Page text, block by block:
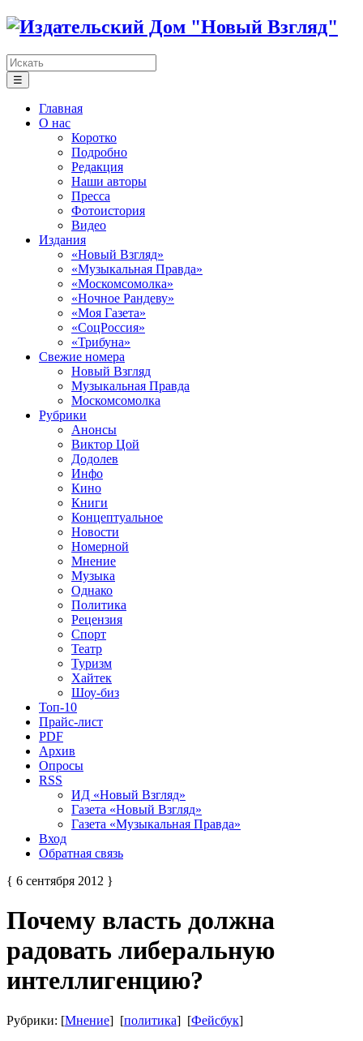
☰
Главная
О нас
Коротко
Подробно
Редакция
Наши авторы
Пресса
Фотоистория
Видео
Издания
«Новый Взгляд»
«Музыкальная Правда»
«Москомсомолка»
«Ночное Рандеву»
«Моя Газета»
«СоцРоссия»
«Трибуна»
Свежие номера
Новый Взгляд
Музыкальная Правда
Москомсомолка
Рубрики
Анонсы
Виктор Цой
Додолев
Инфо
Кино
Книги
Концептуальное
Новости
Номерной
Мнение
Музыка
Однако
Политика
Рецензия
Спорт
Театр
Туризм
Хайтек
Шоу-биз
Топ-10
Прайс-лист
PDF
Архив
Опросы
RSS
ИД «Новый Взгляд»
Газета «Новый Взгляд»
Газета «Музыкальная Правда»
Вход
Обратная связь
{ 6 сентября 2012 }
Почему власть должна
радовать либеральную
интеллигенцию?
Рубрики: [Мнение] [политика] [Фейсбук]